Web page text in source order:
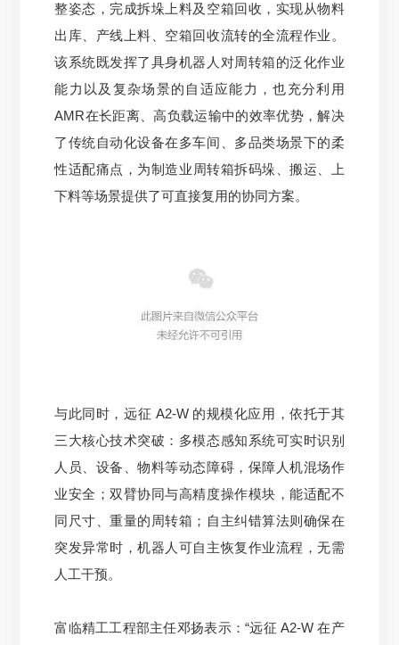
整姿态，完成拆垛上料及空箱回收，实现从物料
出库、产线上料、空箱回收流转的全流程作业。
该系统既发挥了具身机器人对周转箱的泛化作业
能力以及复杂场景的自适应能力，也充分利用
AMR在长距离、高负载运输中的效率优势，解决
了传统自动化设备在多车间、多品类场景下的柔
性适配痛点， 为制造业周转箱拆码垛、搬运、上
下料等场景提供了可直接复用的协同方案。
与此同时，远征 A2-W 的规模化应用，依托于其
三大核心技术突破：多模态感知系统可实时识别
人员、设备、物料等动态障碍，保障人机混场作
业安全；双臂协同与高精度操作模块，能适配不
同尺寸、重量的周转箱；自主纠错算法则确保在
突发异常时，机器人可自主恢复作业流程，无需
人工干预。
富临精工工程部主任邓扬表示：“远征 A2-W 在产